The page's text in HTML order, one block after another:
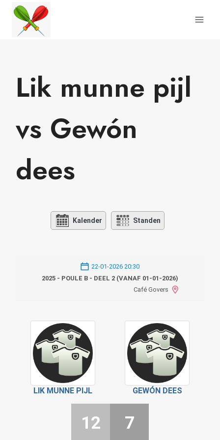
Doorgaan
naar
inhoud
Lik munne pijl
vs Gewón
dees
Kalender Standen
22-01-2026 20:30
2025 - POULE B - DEEL 2 (VANAF 01-01-2026)
Café Govers
LIK MUNNE PIJL GEWÓN DEES
12 7